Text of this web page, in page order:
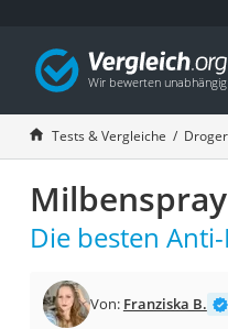
Tests & Vergleiche
Die besten
Von: Franziska B.